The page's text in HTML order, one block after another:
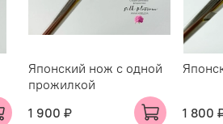
Японский нож с одной
прожилкой
1 900 ₽
1 800